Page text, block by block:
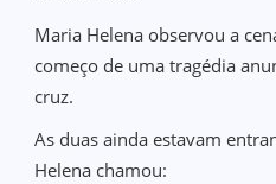
Maria Helena observou a
começo de uma tragédia
cruz.
As duas ainda estavam
Helena chamou: